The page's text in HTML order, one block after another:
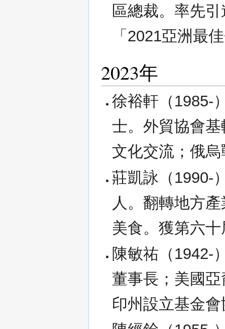
區總裁。率先
「2021亞洲最
2023年
徐裕軒（1985-
士。外貿協會
文化交流；俄
莊凱詠（1990-
人。翻轉地方
美食。獲第六
陳敏祐（1942-
董事長；美國
印州設立基金